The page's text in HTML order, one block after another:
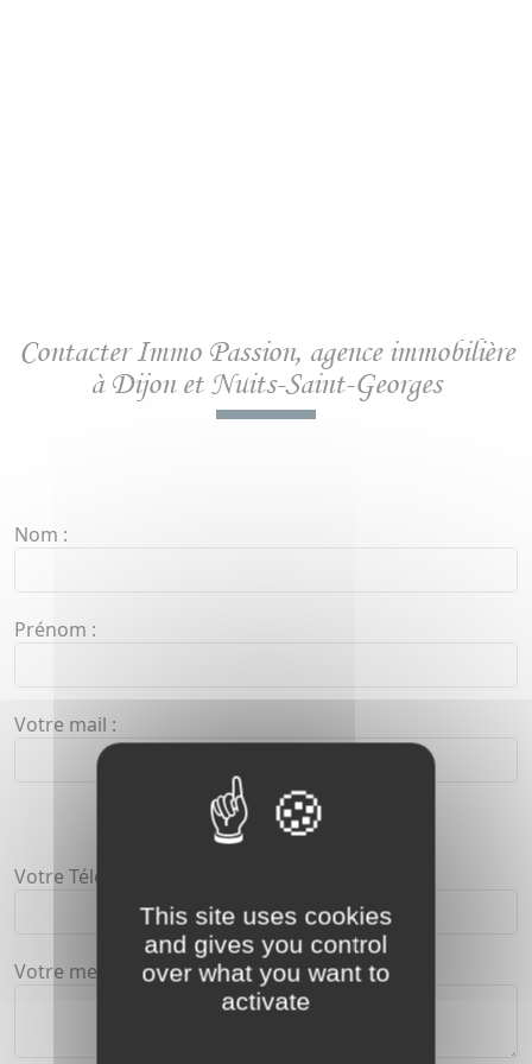
Contacter Immo Passion, agence immobilière
à Dijon et Nuits-Saint-Georges
Nom :
Prénom :
Votre mail :
Votre Téléphone :
Votre message
This site uses cookies
and gives you control
over what you want to
activate